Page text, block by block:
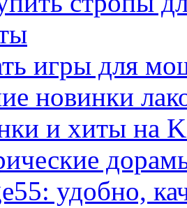
игры для
новинки
и хиты на
удобно,